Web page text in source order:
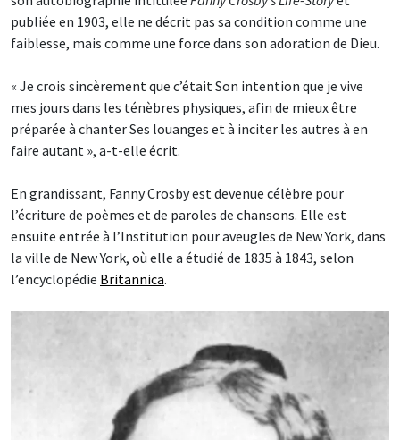
publiée en 1903, elle ne décrit pas sa condition comme une
faiblesse, mais comme une force dans son adoration de Dieu.
« Je crois sincèrement que c’était Son intention que je vive
mes jours dans les ténèbres physiques, afin de mieux être
préparée à chanter Ses louanges et à inciter les autres à en
faire autant », a-t-elle écrit.
En grandissant, Fanny Crosby est devenue célèbre pour
l’écriture de poèmes et de paroles de chansons. Elle est
ensuite entrée à l’Institution pour aveugles de New York, dans
la ville de New York, où elle a étudié de 1835 à 1843, selon
l’encyclopédie Britannica.